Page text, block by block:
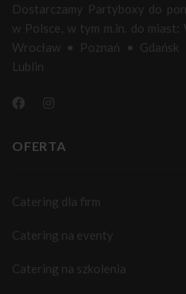
Dostarczamy Partyboxy do
w Polsce, w tym m.in. do miast:
Wrocław • Poznań • Gdańsk
Lublin
OFERTA
Catering dla firm
Catering na eventy
Catering na szkolenia